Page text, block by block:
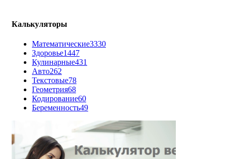
Калькуляторы
Математические3330
Здоровье1447
Кулинарные431
Авто262
Текстовые78
Геометрия68
Кодирование60
Беременность49